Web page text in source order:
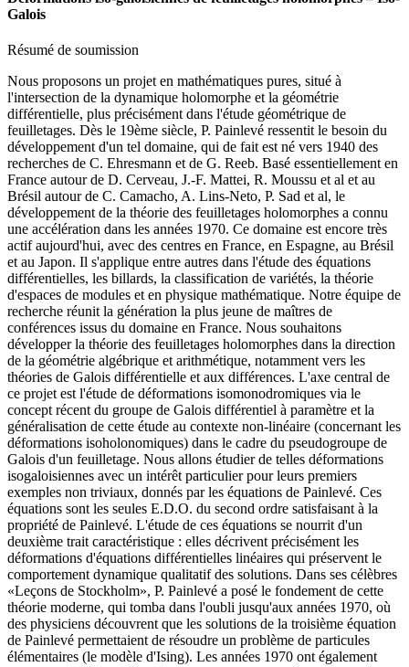
Galois
Résumé de soumission
Nous proposons un projet en mathématiques pures, situé à
l'intersection de la dynamique holomorphe et la géométrie
différentielle, plus précisément dans l'étude géométrique de
feuilletages. Dès le 19ème siècle, P. Painlevé ressentit le besoin du
développement d'un tel domaine, qui de fait est né vers 1940 des
recherches de C. Ehresmann et de G. Reeb. Basé essentiellement en
France autour de D. Cerveau, J.-F. Mattei, R. Moussu et al et au
Brésil autour de C. Camacho, A. Lins-Neto, P. Sad et al, le
développement de la théorie des feuilletages holomorphes a connu
une accélération dans les années 1970. Ce domaine est encore très
actif aujourd'hui, avec des centres en France, en Espagne, au Brésil
et au Japon. Il s'applique entre autres dans l'étude des équations
différentielles, les billards, la classification de variétés, la théorie
d'espaces de modules et en physique mathématique. Notre équipe de
recherche réunit la génération la plus jeune de maîtres de
conférences issus du domaine en France. Nous souhaitons
développer la théorie des feuilletages holomorphes dans la direction
de la géométrie algébrique et arithmétique, notamment vers les
théories de Galois différentielle et aux différences. L'axe central de
ce projet est l'étude de déformations isomonodromiques via le
concept récent du groupe de Galois différentiel à paramètre et la
généralisation de cette étude au contexte non-linéaire (concernant les
déformations isoholonomiques) dans le cadre du pseudogroupe de
Galois d'un feuilletage. Nous allons étudier de telles déformations
isogaloisiennes avec un intérêt particulier pour leurs premiers
exemples non triviaux, donnés par les équations de Painlevé. Ces
équations sont les seules E.D.O. du second ordre satisfaisant à la
propriété de Painlevé. L'étude de ces équations se nourrit d'un
deuxième trait caractéristique : elles décrivent précisément les
déformations d'équations différentielles linéaires qui préservent le
comportement dynamique qualitatif des solutions. Dans ses célèbres
«Leçons de Stockholm», P. Painlevé a posé le fondement de cette
théorie moderne, qui tomba dans l'oubli jusqu'aux années 1970, où
des physiciens découvrent que les solutions de la troisième équation
de Painlevé permettaient de résoudre un problème de particules
élémentaires (le modèle d'Ising). Les années 1970 ont également